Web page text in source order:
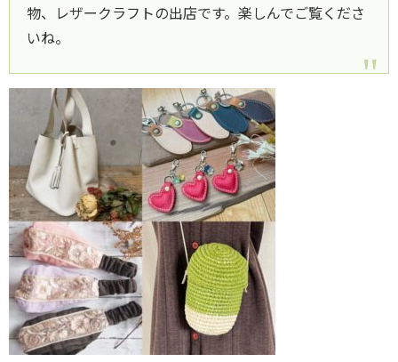
物、レザークラフトの出店です。楽しんでご覧くださ
いね。